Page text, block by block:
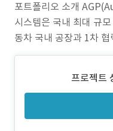
포트폴리오 소개
시스템은 국내 최대 규
동차 국내 공장과 1차
탄소 에너지 통합 관리
네트워크 등의 인프라
지 관리 플랫폼입니다.
프로젝트